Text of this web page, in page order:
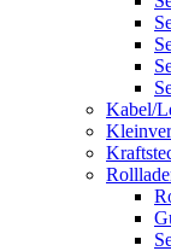
Kabel/